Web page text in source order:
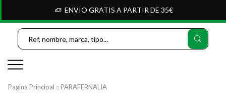
ENVIO GRATIS A PARTIR DE 35€
Pagina Principal PARAFERNALIA